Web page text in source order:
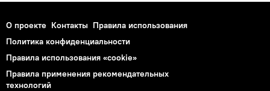
О проекте Контакты Правила использования
Политика конфиденциальности
Правила использования «cookie»
Правила применения рекомендательных
технологий